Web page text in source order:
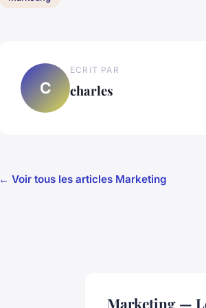
C
ECRIT PAR
charles
← Voir tous les articles Marketing
Marketing —